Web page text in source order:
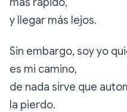
y llegar más lejos.
Sin embargo, soy yo
es mi camino,
de nada sirve que
la pierdo.